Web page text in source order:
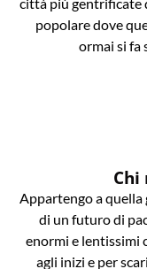
popolare dove
ormai si fa
Appartengo a quella
di un futuro di
enormi e lentissimi
agli inizi e per